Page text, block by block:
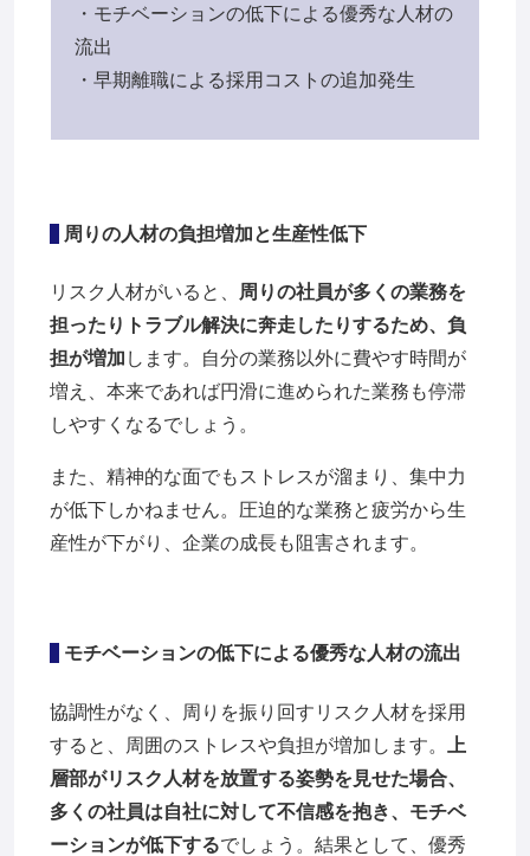
・モチベーションの低下による優秀な人材の
流出
・早期離職による採用コストの追加発生
周りの人材の負担増加と生産性低下
リスク人材がいると、
周りの社員が多くの業務を
担ったりトラブル解決に奔走したりするため、負
担が増加 します。自分の業務以外に費やす時間が
増え、本来であれば円滑に進められた業務も停滞
しやすくなるでしょう。
また、精神的な面でもストレスが溜まり、集中力
が低下しかねません。圧迫的な業務と疲労から生
産性が下がり、企業の成長も阻害されます。
モチベーションの低下による優秀な人材の流出
協調性がなく、周りを振り回すリスク人材を採用
すると、周囲のストレスや負担が増加します。
上
層部がリスク人材を放置する姿勢を見せた場合、
多くの社員は自社に対して不信感を抱き、モチベ
ーションが低下するでしょう。結果として、優秀